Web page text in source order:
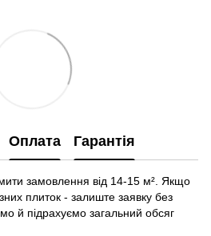
Оплата Гарантія
замовлення від 14-15 м². Якщо
плиток - залиште заявку без
й підрахуємо загальний обсяг